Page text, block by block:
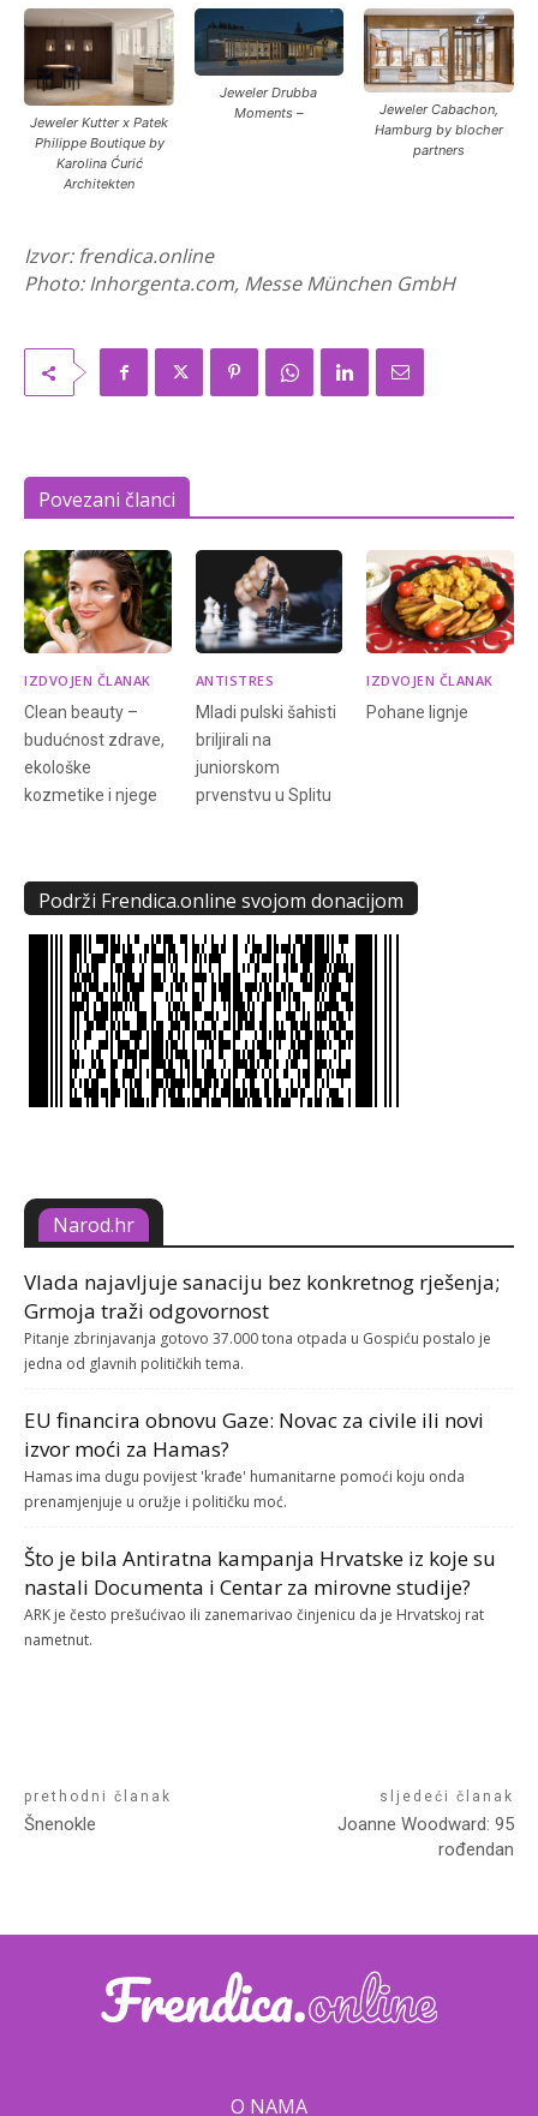
Jeweler Kutter x Patek
Philippe Boutique by
Karolina Ćurić
Architekten
Jeweler Drubba
Moments –
Jeweler Cabachon,
Hamburg by blocher
partners
Izvor: frendica.online
Photo: Inhorgenta.com, Messe München GmbH
Povezani članci
IZDVOJEN ČLANAK
Clean beauty –
budućnost zdrave,
ekološke
kozmetike i njege
ANTISTRES
Mladi pulski šahisti
briljirali na
juniorskom
prvenstvu u Splitu
IZDVOJEN ČLANAK
Pohane lignje
Podrži Frendica.online svojom donacijom
Narod.hr
Vlada najavljuje sanaciju bez konkretnog rješenja;
Grmoja traži odgovornost
Pitanje zbrinjavanja gotovo 37.000 tona otpada u Gospiću postalo je
jedna od glavnih političkih tema.
EU financira obnovu Gaze: Novac za civile ili novi
izvor moći za Hamas?
Hamas ima dugu povijest 'krađe' humanitarne pomoći koju onda
prenamjenjuje u oružje i političku moć.
Što je bila Antiratna kampanja Hrvatske iz koje su
nastali Documenta i Centar za mirovne studije?
ARK je često prešućivao ili zanemarivao činjenicu da je Hrvatskoj rat
nametnut.
prethodni članak
Šnenokle
sljedeći članak
Joanne Woodward: 95
rođendan
O NAMA